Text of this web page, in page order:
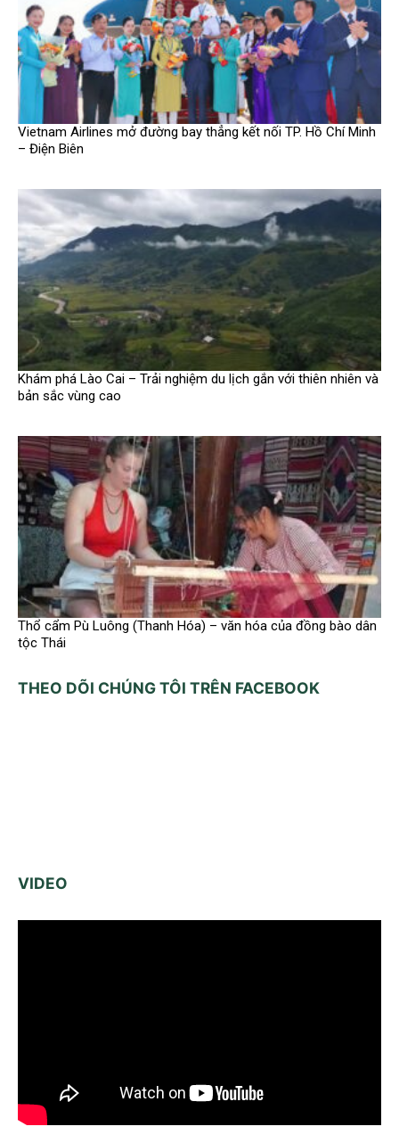
Vietnam Airlines mở đường bay thẳng kết nối TP. Hồ Chí Minh
– Điện Biên
Khám phá Lào Cai – Trải nghiệm du lịch gắn với thiên nhiên và
bản sắc vùng cao
Thổ cẩm Pù Luông (Thanh Hóa) – văn hóa của đồng bào dân
tộc Thái
THEO DÕI CHÚNG TÔI TRÊN FACEBOOK
VIDEO